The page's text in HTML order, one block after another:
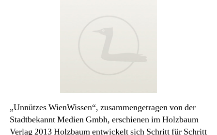
„Unnützes WienWissen“, zusammengetragen von der
Stadtbekannt Medien Gmbh, erschienen im Holzbaum
Verlag 2013 Holzbaum entwickelt sich Schritt für Schritt